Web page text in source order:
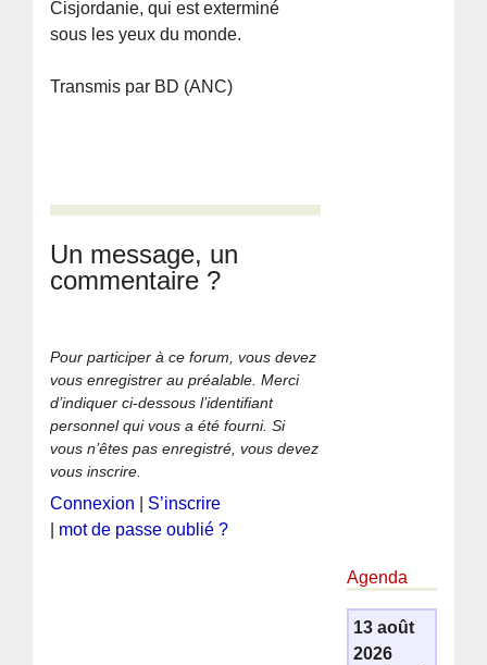
Cisjordanie, qui est exterminé
sous les yeux du monde.
Transmis par BD (ANC)
Un message, un
commentaire ?
Pour participer à ce forum, vous devez
vous enregistrer au préalable. Merci
d’indiquer ci-dessous l’identifiant
personnel qui vous a été fourni. Si
vous n’êtes pas enregistré, vous devez
vous inscrire.
Connexion
S’inscrire
mot de passe oublié ?
Agenda
13 août
2026